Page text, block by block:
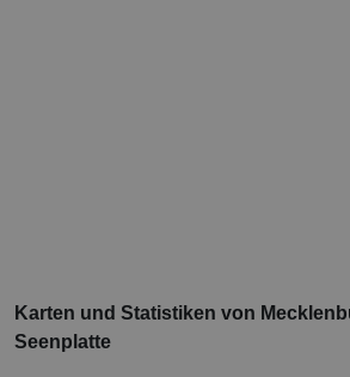
Karten und Statistiken von
Seenplatte